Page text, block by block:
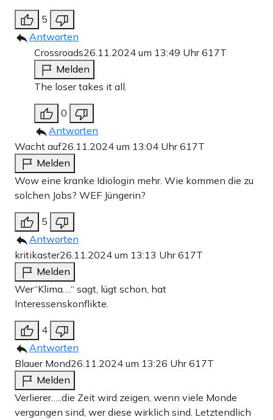
5
Antworten
Crossroads26.11.2024 um 13:49 Uhr617T
Melden
The loser takes it all.
0
Antworten
Wacht auf26.11.2024 um 13:04 Uhr617T
Melden
Wow eine kranke Idiologin mehr. Wie kommen die zu
solchen Jobs? WEF Jüngerin?
5
Antworten
kritikaster26.11.2024 um 13:13 Uhr617T
Melden
Wer“Klima….“ sagt, lügt schon, hat
Interessenskonflikte.
4
Antworten
Blauer Mond26.11.2024 um 13:26 Uhr617T
Melden
Verlierer…..die Zeit wird zeigen, wenn viele Monde
vergangen sind, wer diese wirklich sind. Letztendlich